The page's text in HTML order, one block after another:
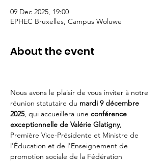
09 Dec 2025, 19:00
EPHEC Bruxelles, Campus Woluwe
About the event
Nous avons le plaisir de vous inviter à notre
réunion statutaire du mardi 9 décembre
2025, qui accueillera une conférence
exceptionnelle de Valérie Glatigny,
Première Vice-Présidente et Ministre de
l'Éducation et de l'Enseignement de
promotion sociale de la Fédération